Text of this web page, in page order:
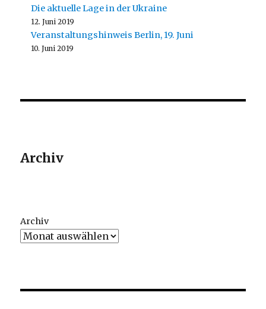
Die aktuelle Lage in der Ukraine
12. Juni 2019
Veranstaltungshinweis Berlin, 19. Juni
10. Juni 2019
Archiv
Archiv